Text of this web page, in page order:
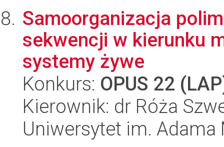
Samoorganizacja
sekwencji w kierunku
systemy żywe
Konkurs: OPUS 22
Kierownik: dr Róża
Uniwersytet im.